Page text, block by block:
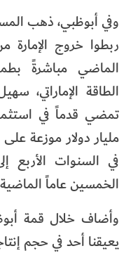
وفي أبوظبي، ذهب
ربطوا خروج
الماضي مباشرةً
الطاقة الإماراتي،
في السنوات الأربع
الخمسين عاماً
وأضاف خلال قمة
يعيقنا أحد في حجم